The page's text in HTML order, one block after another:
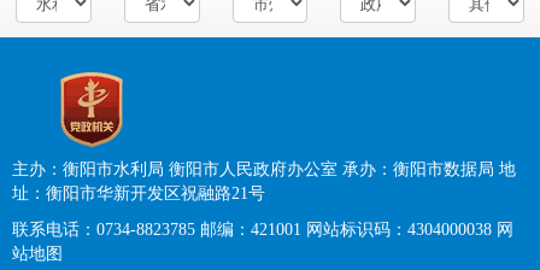
主办：衡阳市水利局 衡阳市人民政府办公室 承办：衡阳市数据局 地
址：衡阳市华新开发区祝融路21号
联系电话：0734-8823785 邮编：421001 网站标识码：4304000038 网
站地图